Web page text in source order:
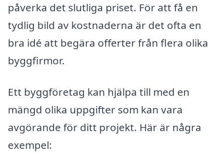
påverka det slutliga priset. För att få en
tydlig bild av kostnaderna är det ofta en
bra idé att begära offerter från flera olika
byggfirmor.
Ett byggföretag kan hjälpa till med en
mängd olika uppgifter som kan vara
avgörande för ditt projekt. Här är några
exempel: